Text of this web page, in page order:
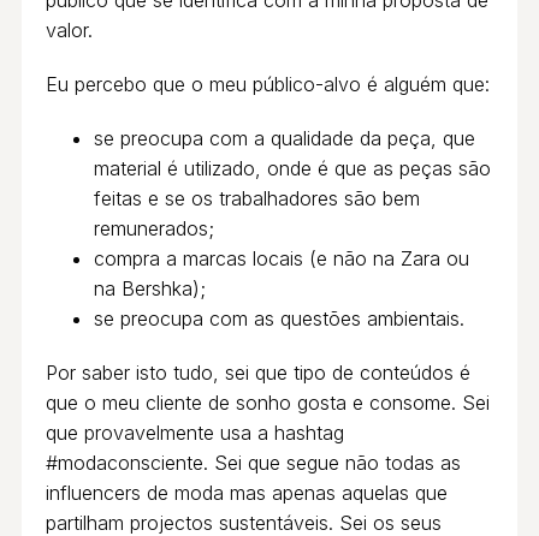
valor.
Eu percebo que o meu público-alvo é alguém que:
se preocupa com a qualidade da peça, que
material é utilizado, onde é que as peças são
feitas e se os trabalhadores são bem
remunerados;
compra a marcas locais (e não na Zara ou
na Bershka);
se preocupa com as questões ambientais.
Por saber isto tudo, sei que tipo de conteúdos é
que o meu cliente de sonho gosta e consome. Sei
que provavelmente usa a hashtag
#modaconsciente. Sei que segue não todas as
influencers de moda mas apenas aquelas que
partilham projectos sustentáveis. Sei os seus